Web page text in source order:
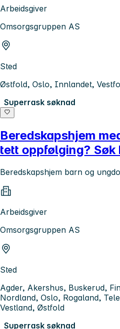
Arbeidsgiver
Omsorgsgruppen AS
Sted
Østfold, Oslo, Innlandet,
Superrask søknad
Beredskapshjem
tett oppfølging? Søk
Beredskapshjem barn og
Arbeidsgiver
Omsorgsgruppen AS
Sted
Agder, Akershus, Buskerud,
Nordland, Oslo, Rogaland,
Vestland, Østfold
Superrask søknad